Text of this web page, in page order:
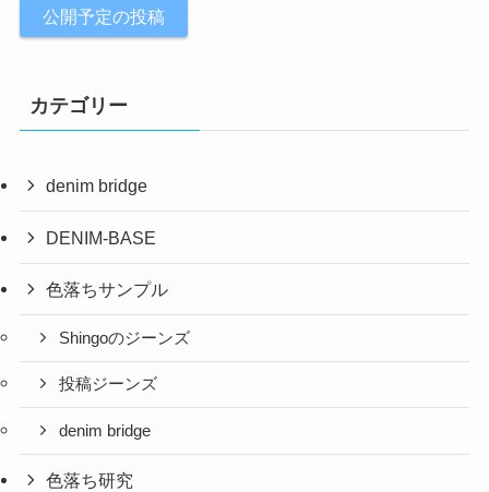
公開予定の投稿
カテゴリー
denim bridge
DENIM-BASE
色落ちサンプル
Shingoのジーンズ
投稿ジーンズ
denim bridge
色落ち研究